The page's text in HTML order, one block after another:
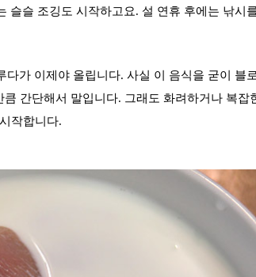
슬 조깅도 시작하고요. 설 연휴 후에는 낚시
가 이제야 올립니다. 사실 이 음식을 굳이 블
간단해서 말입니다. 그래도 화려하거나 복잡
작합니다.